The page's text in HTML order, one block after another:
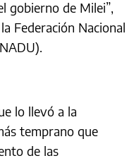
gobierno de Milei”,
Federación Nacional
lo llevó a la
temprano que
de las